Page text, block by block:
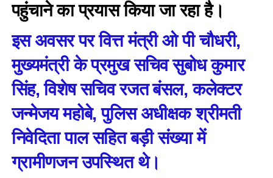
पहुंचाने का प्रयास किया जा रहा है।
इस अवसर पर वित्त मंत्री ओ पी चौधरी,
मुख्यमंत्री के प्रमुख सचिव सुबोध कुमार
सिंह, विशेष सचिव रजत बंसल, कलेक्टर
जन्मेजय महोबे, पुलिस अधीक्षक श्रीमती
निवेदिता पाल सहित बड़ी संख्या में
ग्रामीणजन उपस्थित थे।